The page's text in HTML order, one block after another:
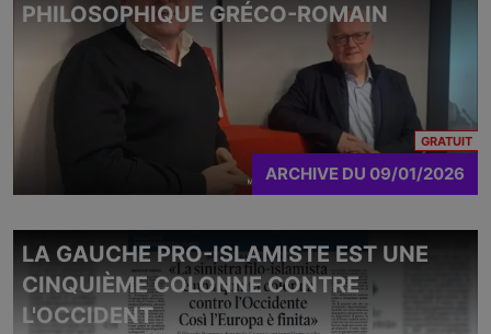
PHILOSOPHIQUE GRÉCO-ROMAIN
GRATUIT
ARCHIVE DU 09/01/2026
LA GAUCHE PRO-ISLAMISTE EST UNE
CINQUIÈME COLONNE CONTRE
L'OCCIDENT